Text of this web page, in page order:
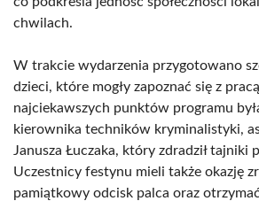
chwilach.
W trakcie wydarzenia przygotowano
dzieci, które mogły zapoznać się z
najciekawszych punktów programu
kierownika techników kryminalistyki,
Janusza Łuczaka, który zdradził tajniki
Uczestnicy festynu mieli także okazję
pamiątkowy odcisk palca oraz